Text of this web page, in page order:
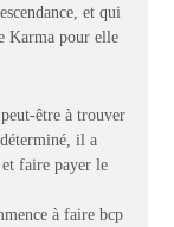
et qui
Karma pour elle
être à trouver
il a
faire payer le
à faire bcp